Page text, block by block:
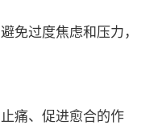
免过度焦虑和压力，
痛、促进愈合的作